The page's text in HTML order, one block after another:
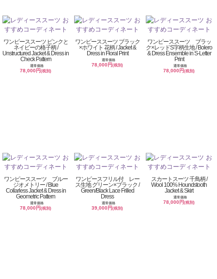
ワンピーススーツ ピンクと
ネイビーの格子柄 /
Unstructured Jacket & Dress in
Check Pattern
通常価格
78,000円(税別)
ワンピーススーツ ブラック
×ホワイト 花柄 / Jacket &
Dress in Floral Print
通常価格
78,000円(税別)
ワンピーススーツ ブラッ
ク×レッドS字柄生地 / Bolero
& Dress Ensemble in S-Letter
Print
通常価格
78,000円(税別)
ワンピーススーツ ブルー
ジオメトリー / Blue
Collarless Jacket & Dress in
Geometric Pattern
通常価格
78,000円(税別)
ワンピースフリル付 レー
ス生地 グリーン×ブラック /
Green/Black Lace Frilled
Dress
通常価格
39,000円(税別)
スカートスーツ 千鳥柄 /
Wool 100% Houndstooth
Jacket & Skirt
通常価格
78,000円(税別)